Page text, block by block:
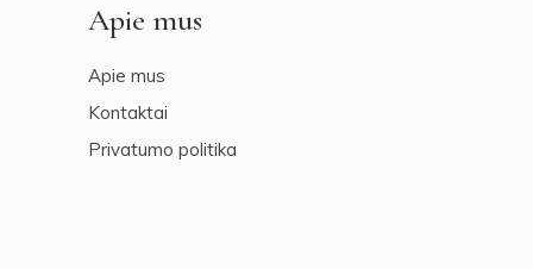
Apie mus
Apie mus
Kontaktai
Privatumo politika